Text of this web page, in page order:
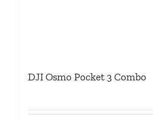
DJI Osmo Pocket 3 Combo